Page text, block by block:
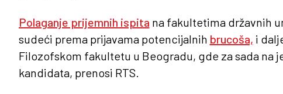
Polaganje prijemnih ispita na fakultetima državnih
sudeći prema prijavama potencijalnih brucoša, i
Filozofskom fakultetu u Beogradu, gde za sada na
kandidata, prenosi RTS.